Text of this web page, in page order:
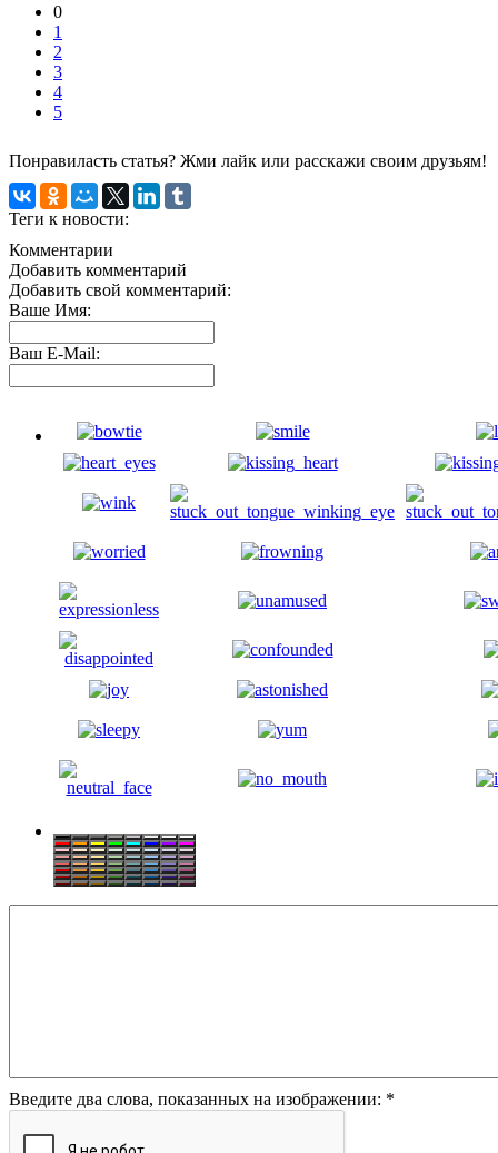
0
1
2
3
4
5
Понравиласть статья? Жми лайк или расскажи своим друзьям!
Теги к новости:
Комментарии
Добавить комментарий
Добавить свой комментарий:
Ваше Имя:
Ваш E-Mail:
Введите два слова, показанных на изображении: *